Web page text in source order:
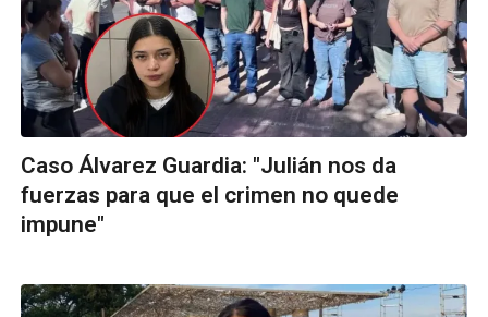
Caso Álvarez Guardia: "Julián nos da
fuerzas para que el crimen no quede
impune"